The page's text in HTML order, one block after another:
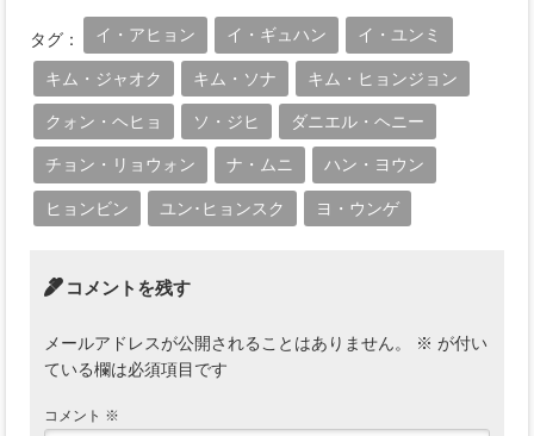
タグ： イ・アヒョン イ・ギュハン イ・ユンミ
キム・ジャオク キム・ソナ キム・ヒョンジョン
クォン・ヘヒョ ソ・ジヒ ダニエル・ヘニー
チョン・リョウォン ナ・ムニ ハン・ヨウン
ヒョンビン ユン･ヒョンスク ヨ・ウンゲ
コメントを残す
メールアドレスが公開されることはありません。 ※ が付い
ている欄は必須項目です
コメント ※